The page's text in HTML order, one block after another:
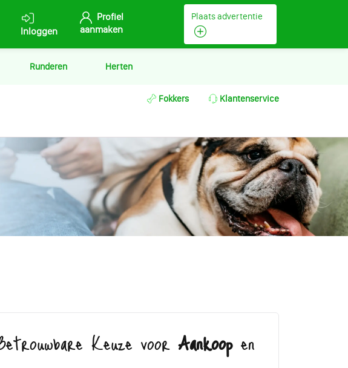
Inloggen
Profiel
aanmaken
Plaats advertentie
Runderen Herten
Fokkers Klantenservice
Keuze voorAankoopen